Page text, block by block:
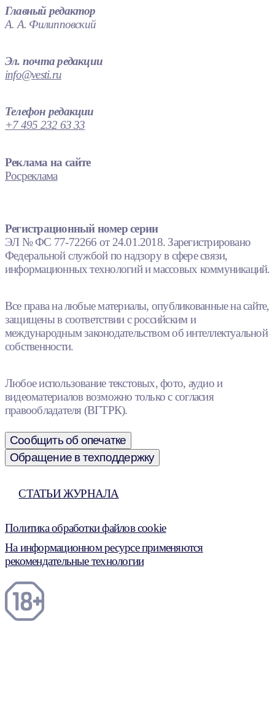
Главный редактор
А. А. Филипповский
Эл. почта редакции
info@vesti.ru
Телефон редакции
+7 495 232 63 33
Реклама на сайте
Росреклама
Регистрационный номер серии
ЭЛ № ФС 77-72266 от 24.01.2018. Зарегистрировано
Федеральной службой по надзору в сфере связи,
информационных технологий и массовых коммуникаций.
Все права на любые материалы, опубликованные на сайте,
защищены в соответствии с российским и
международным законодательством об интеллектуальной
собственности.
Любое использование текстовых, фото, аудио и
видеоматериалов возможно только с согласия
правообладателя (ВГТРК).
Сообщить об опечатке
Обращение в техподдержку
СТАТЬИ ЖУРНАЛА
Политика обработки файлов cookie
На информационном ресурсе применяются
рекомендательные технологии